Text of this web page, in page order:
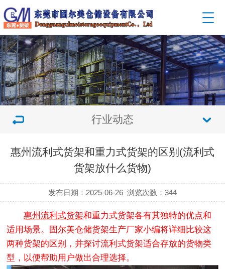
行业动态
惠州流利式货架和重力式货架的区别(流利式
货架放什么货物)
发布日期：2025-06-26 浏览次数：344
惠州流利式货架和重力式货架各有其独特的优点和
适用场景。固尔美仓储货架生产厂家小编将详细比较这
两种货架的区别，并探讨流利式货架适合存放的货物类
型，以便帮助用户做出合理选择。